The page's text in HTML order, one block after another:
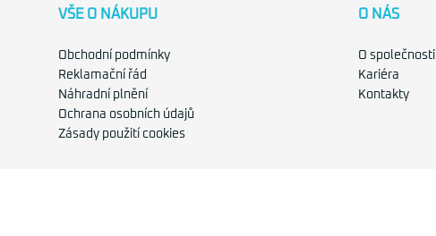
VŠE O NÁKUPU
Obchodní podmínky
Reklamační řád
Náhradní plnění
Ochrana osobních údajů
Zásady použití cookies
O NÁS
O společnosti
Kariéra
Kontakty